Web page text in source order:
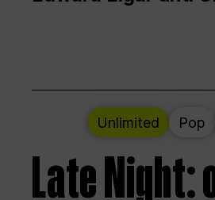
Unlimited Pop
Late